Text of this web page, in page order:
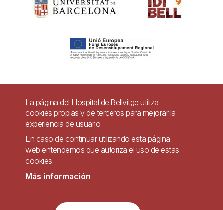
Pie
página
Contacto
Accesibilidad
Política de Privacidad de Sistemas de Videovigilancia
Sitio web accesible de conformidad con el Real Decreto 1112/2018, de 7 de
La página del Hospital de Bellvitge utiliza
cookies propias y de terceros para mejorar la
experiencia de usuario.
En caso de continuar utilizando esta página
web entendemos que autoriza el uso de estas
cookies.
Más información